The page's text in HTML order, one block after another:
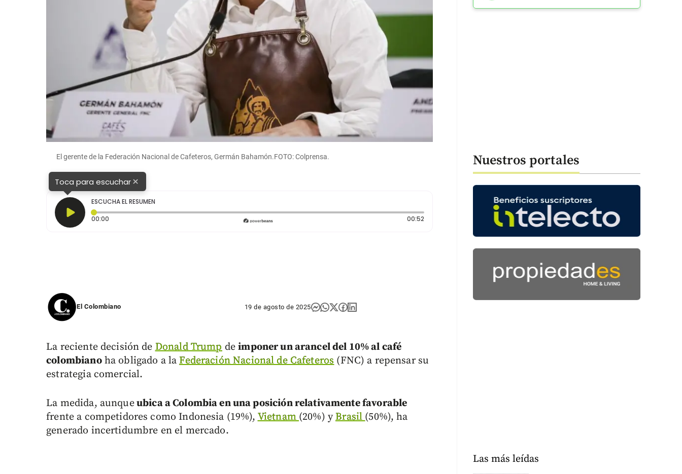
El gerente de la Federación Nacional de Cafeteros, Germán Bahamón.FOTO: Colprensa.
Toca para escuchar×
ESCUCHA EL RESUMEN
00:00
00:52Duración: 52 segundos
El Colombiano 19 de agosto de 2025
La reciente decisión deDonald Trumpdeimponer un arancel del 10% al café
colombianoha obligado a laFederación Nacional de Cafeteros(FNC) a repensar su
estrategia comercial.
La medida, aunqueubica a Colombia en una posición relativamente favorable
frente a competidores como Indonesia (19%),Vietnam(20%) yBrasil(50%), ha
generado incertidumbre en el mercado.
Nuestros portales
Las más leídas